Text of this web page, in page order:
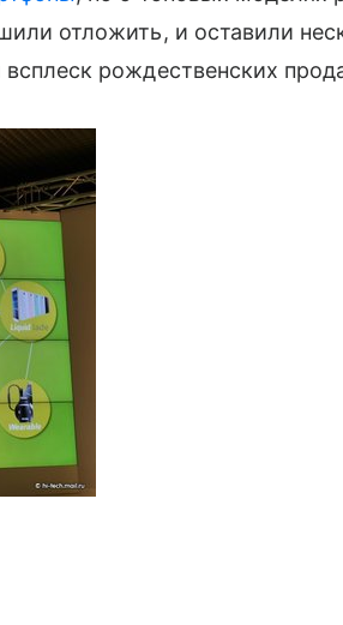
отложить, и оставили
рождественских